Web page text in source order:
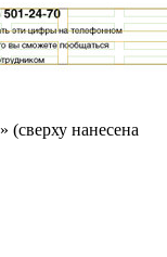
» (сверху нанесена